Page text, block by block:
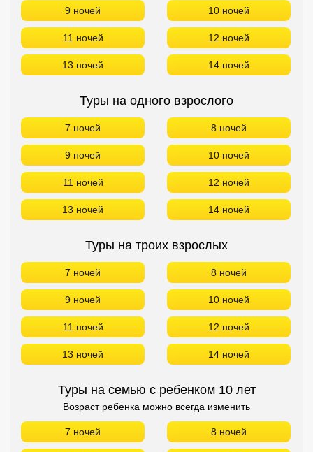
9 ночей 10 ночей
11 ночей 12 ночей
13 ночей 14 ночей
Туры на одного взрослого
7 ночей 8 ночей
9 ночей 10 ночей
11 ночей 12 ночей
13 ночей 14 ночей
Туры на троих взрослых
7 ночей 8 ночей
9 ночей 10 ночей
11 ночей 12 ночей
13 ночей 14 ночей
Туры на семью с ребенком 10 лет
Возраст ребенка можно всегда изменить
7 ночей 8 ночей